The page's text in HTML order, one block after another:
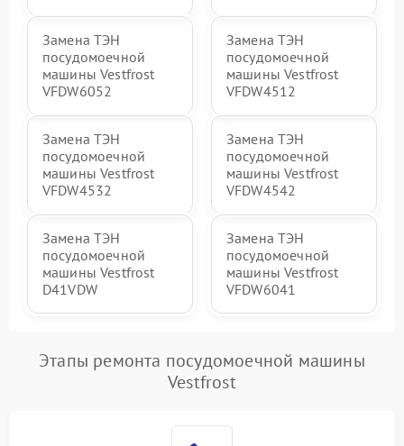
Замена ТЭН
посудомоечной
машины Vestfrost
VFDW6052
Замена ТЭН
посудомоечной
машины Vestfrost
VFDW4512
Замена ТЭН
посудомоечной
машины Vestfrost
VFDW4532
Замена ТЭН
посудомоечной
машины Vestfrost
VFDW4542
Замена ТЭН
посудомоечной
машины Vestfrost
D41VDW
Замена ТЭН
посудомоечной
машины Vestfrost
VFDW6041
Этапы ремонта посудомоечной машины
Vestfrost